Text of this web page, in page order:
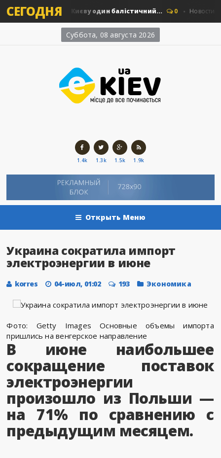
СЕГОДНЯ
скільки коштує Києву один балістичний... 0 Новости Киева
Суббота, 08 августа 2026
1.4k 1.3k 1.5k 1.9k
Открыть Меню
Украина сократила импорт
электроэнергии в июне
korres 04-июл, 01:02 193 Экономика
Фото: Getty Images Основные объемы импорта
пришлись на венгерское направление
В июне наибольшее
сокращение поставок
электроэнергии
произошло из Польши —
на 71% по сравнению с
предыдущим месяцем.